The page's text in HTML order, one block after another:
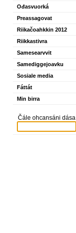
Ođasvuorká
Preassagovat
Riikačoahkkin 2012
Riikkastivra
Samesearvvit
Samediggejoavku
Sosiale media
Fáttát
Min birra
Čále ohcansáni dása